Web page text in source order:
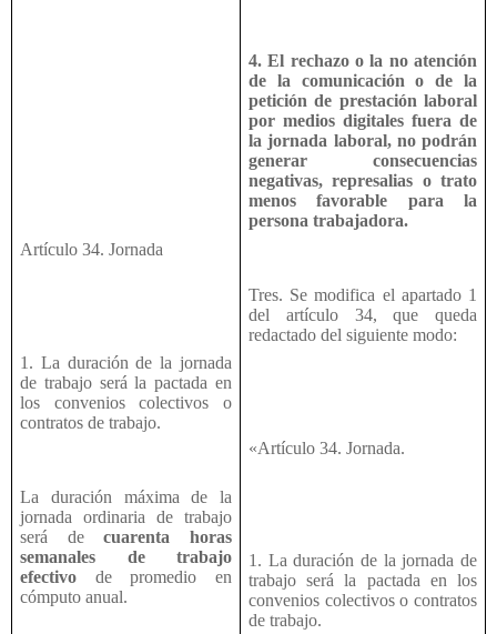
Artículo 34. Jornada
1. La duración de la jornada
de trabajo será la pactada en
los convenios colectivos o
contratos de trabajo.
La duración máxima de la
jornada ordinaria de trabajo
será decuarenta horas
semanales de trabajo
efectivo de promedio en
cómputo anual.
4. El rechazo o la no atención
de la comunicación o de la
petición de prestación laboral
por medios digitales fuera de
la jornada laboral, no podrán
generar consecuencias
negativas, represalias o trato
menos favorable para la
persona trabajadora.
Tres. Se modifica el apartado 1
del artículo 34, que queda
redactado del siguiente modo:
«Artículo 34. Jornada.
1. La duración de la jornada de
trabajo será la pactada en los
convenios colectivos o contratos
de trabajo.